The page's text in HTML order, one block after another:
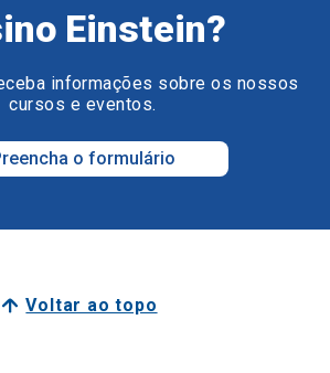
Einstein?
informações sobre os nossos
cursos e eventos.
o formulário
Voltar ao topo